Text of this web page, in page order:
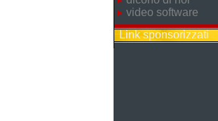
video software
Link sponsorizzati